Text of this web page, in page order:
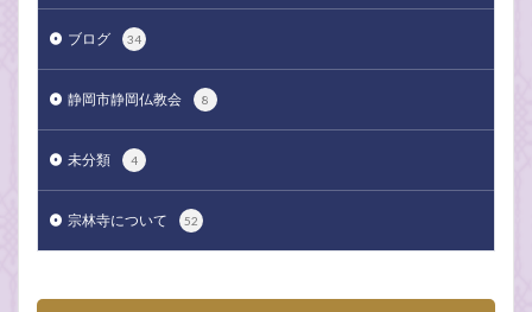
ブログ 34
静岡市静岡仏教会 8
未分類 4
宗林寺について 52